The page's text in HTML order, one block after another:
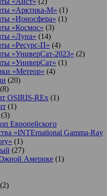
«Арктика-М» (1)
«Ионосфера» (1)
«Космос» (3)
«Луна» (14)
«Ресурс-П» (4)
«УниверСат-2023» (2)
«УниверСат» (1)
«Метеор» (4)
(20)
(8)
OSIRIS-REx (1)
(1)
(3)
Европейского
«INTErnational Gamma-Ray
(1)
(27)
Америке (1)
(2)